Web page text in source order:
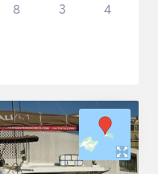
8 3 4